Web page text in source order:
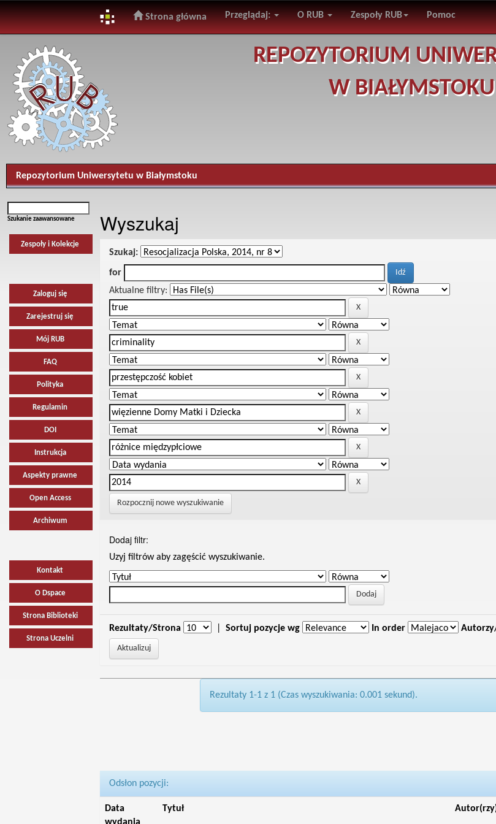
navigation
Strona główna Przeglądaj: O RUB Zespoły RUB Pomoc
REPOZYTORIUM
W BIAŁYMSTOKU
Repozytorium Uniwersytetu w Białymstoku
Szukanie zaawansowane
Zespoły i Kolekcje
Zaloguj się
Zarejestruj się
Mój RUB
FAQ
Polityka
Regulamin
DOI
Instrukcja
Aspekty prawne
Open Access
Archiwum
Kontakt
O Dspace
Strona Biblioteki
Strona Uczelni
Wyszukaj
Szukaj:
for
Aktualne filtry:
Rozpocznij nowe wyszukiwanie
Dodaj filtr:
Uzyj filtrów aby zagęścić wyszukiwanie.
Rezultaty/Strona Sortuj pozycje wg In order
Rezultaty 1-1 z 1 (Czas wyszukiwania: 0.001 sekund).
Odsłon pozycji:
Data
Tytuł